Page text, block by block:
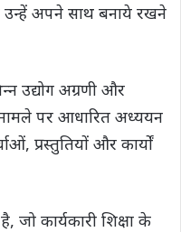
अपने साथ बनाये रखने
उद्योग अग्रणी और
मामले पर आधारित अध्‍ययन
प्रस्‍तुतियों और कार्यों
कार्यकारी शिक्षा के